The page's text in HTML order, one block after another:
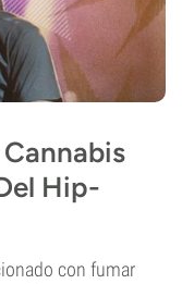
Cannabis
Hip-
con fumar